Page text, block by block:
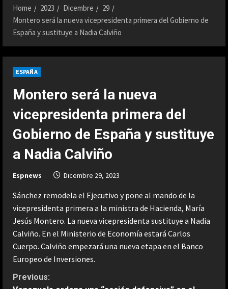
Home 2023 Dicembre
29
Montero será la nueva vicepresidenta primera del Gobierno de
España y sustituye a Nadia Calviño
ESPAÑA
Montero será la nueva
vicepresidenta primera del
Gobierno de España y sustituye
a Nadia Calviño
Espnews Dicembre 29, 2023
Sánchez remodela el Ejecutivo y pone al mando de la
vicepresidenta primera a la ministra de Hacienda, María
Jesús Montero. La nueva vicepresidenta sustituye a Nadia
Calviño. En el Ministerio de Economía estará Carlos
Cuerpo. Calviño empezará una nueva etapa en el Banco
Europeo de Inversiones.
C
Previous: